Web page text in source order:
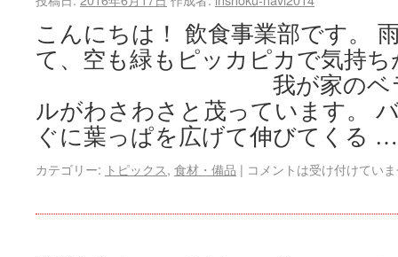
こんにちは！ 飲食事業部です。
て、空も緑もピッカピカで気持
我が家のベランダ
ルがわさわさと茂っています。
ぐに葉っぱを広げて伸びてくる
カテゴリー: トピックス, 食材・備品 | コメントは受け付けてい